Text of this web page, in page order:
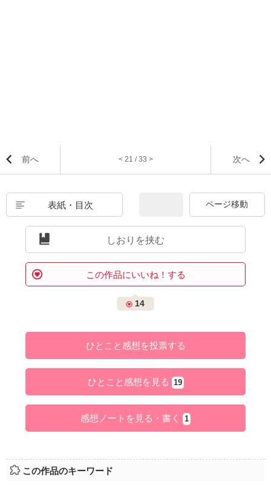
前へ < 21 / 33 > 次へ
表紙・目次
しおりを挟む
この作品にいいね！する
14
ひとこと感想を投票する
ひとこと感想を見る 19
感想ノートを見る・書く 1
この作品のキーワード